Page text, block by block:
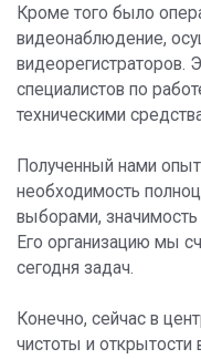
Кроме того было
видеонаблюдение,
видеорегистраторов.
специалистов по
техническими
Полученный нами
необходимость
выборами,
Его организацию мы
сегодня задач.
Конечно, сейчас в
чистоты и открытости